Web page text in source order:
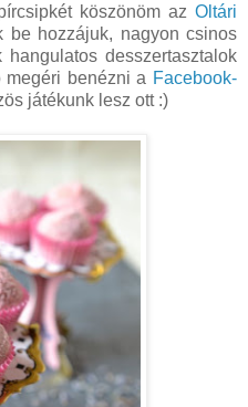
köszönöm az Oltári
be hozzájuk, nagyon csinos
desszertasztalok
megéri benézni a Facebook-
játékunk lesz ott :)